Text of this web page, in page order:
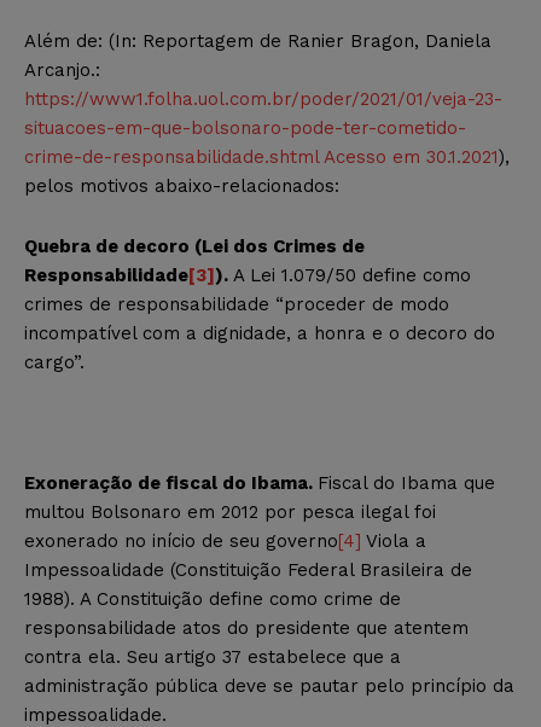
Além de: (In: Reportagem de Ranier Bragon, Daniela
Arcanjo.:
https://www1.folha.uol.com.br/poder/2021/01/veja-23-
situacoes-em-que-bolsonaro-pode-ter-cometido-
crime-de-responsabilidade.shtml Acesso em 30.1.2021),
pelos motivos abaixo-relacionados:
Quebra de decoro (Lei dos Crimes de
Responsabilidade[3]). A Lei 1.079/50 define como
crimes de responsabilidade “proceder de modo
incompatível com a dignidade, a honra e o decoro do
cargo”.
Exoneração de fiscal do Ibama. Fiscal do Ibama que
multou Bolsonaro em 2012 por pesca ilegal foi
exonerado no início de seu governo[4] Viola a
Impessoalidade (Constituição Federal Brasileira de
1988). A Constituição define como crime de
responsabilidade atos do presidente que atentem
contra ela. Seu artigo 37 estabelece que a
administração pública deve se pautar pelo princípio da
impessoalidade.